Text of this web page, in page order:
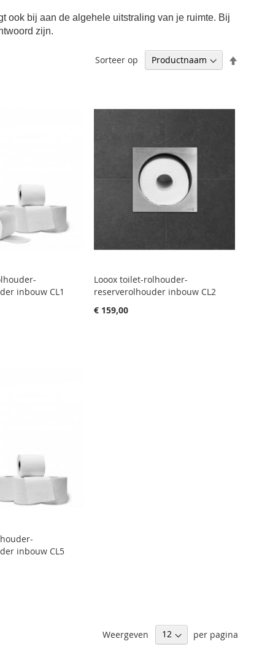
ook bij aan de algehele uitstraling van je ruimte. Bij
zijn.
Sorteer op
inbouw CL1
Looox toilet-rolhouder-
reserverolhouder inbouw CL2
€ 159,00
inbouw CL5
Weergeven per pagina